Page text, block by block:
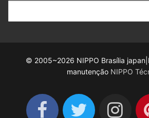
© 2005~2026 NIPPO Brasília
manutenção NIPPO